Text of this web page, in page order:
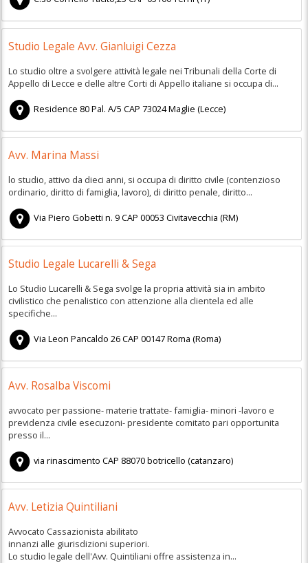
Studio Legale Avv. Gianluigi Cezza
Lo studio oltre a svolgere attività legale nei Tribunali della Corte di
Appello di Lecce e delle altre Corti di Appello italiane si occupa di...
Residence 80 Pal. A/5 CAP 73024Maglie (Lecce)
Avv. Marina Massi
lo studio, attivo da dieci anni, si occupa di diritto civile (contenzioso
ordinario, diritto di famiglia, lavoro), di diritto penale, diritto...
Via Piero Gobetti n. 9CAP00053 Civitavecchia (RM)
Studio Legale Lucarelli & Sega
Lo Studio Lucarelli & Sega svolge la propria attività sia in ambito
civilistico che penalistico con attenzione alla clientela ed alle
specifiche...
Via Leon Pancaldo 26CAP00147Roma (Roma)
Avv. Rosalba Viscomi
avvocato per passione- materie trattate- famiglia- minori -lavoro e
previdenza civile esecuzoni- presidente comitato pari opportunita
presso il...
via rinascimento CAP 88070botricello (catanzaro)
Avv. Letizia Quintiliani
Avvocato Cassazionista abilitato
innanzi alle giurisdizioni superiori.
Lo studio legale dell'Avv. Quintiliani offre assistenza in...